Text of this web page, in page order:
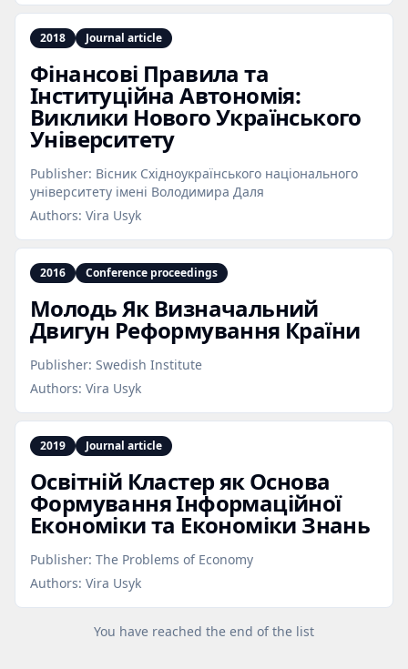
2018 Journal article
Фінансові Правила та
Інституційна Автономія:
Виклики Нового Українського
Університету
Publisher: Вісник Східноукраїнського національного
університету імені Володимира Даля
Authors: Vira Usyk
2016 Conference proceedings
Молодь Як Визначальний
Двигун Реформування Країни
Publisher: Swedish Institute
Authors: Vira Usyk
2019 Journal article
Освітній Кластер як Основа
Формування Інформаційної
Економіки та Економіки Знань
Publisher: The Problems of Economy
Authors: Vira Usyk
You have reached the end of the list